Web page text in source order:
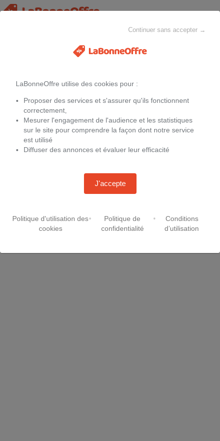
Promotions surVêtements de maternité
Continuer sans accepter →
LaBonneOffre utilise des cookies pour :
Proposer des services et s'assurer qu'ils fonctionnent
correctement,
Mesurer l'engagement de l'audience et les statistiques
sur le site pour comprendre la façon dont notre service
est utilisé
Diffuser des annonces et évaluer leur efficacité
J'accepte
Politique d'utilisation des
cookies
•
Politique de
confidentialité
•
Conditions
d’utilisation